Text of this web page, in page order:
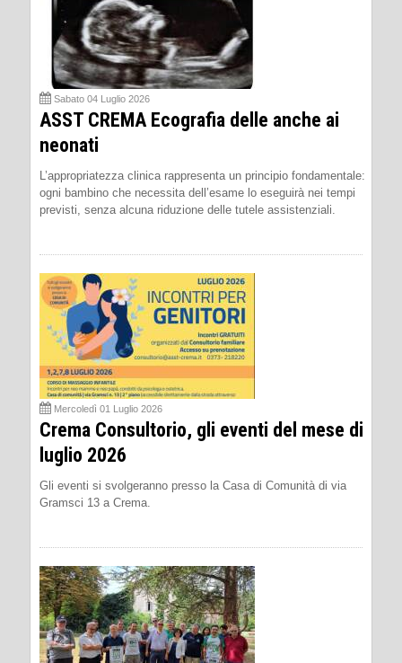
Sabato 04 Luglio 2026
ASST CREMA Ecografia delle anche ai
neonati
L’appropriatezza clinica rappresenta un principio fondamentale:
ogni bambino che necessita dell’esame lo eseguirà nei tempi
previsti, senza alcuna riduzione delle tutele assistenziali.
Mercoledì 01 Luglio 2026
Crema Consultorio, gli eventi del mese di
luglio 2026
Gli eventi si svolgeranno presso la Casa di Comunità di via
Gramsci 13 a Crema.